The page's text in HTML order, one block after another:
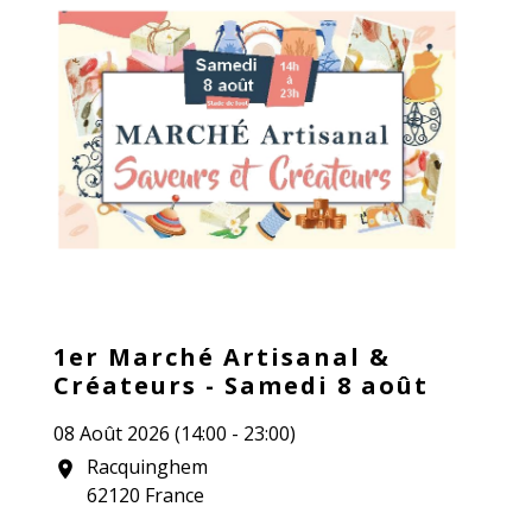
1er Marché Artisanal &
Créateurs - Samedi 8 août
08 Août 2026 (14:00 - 23:00)
location_on
Racquinghem
62120 France